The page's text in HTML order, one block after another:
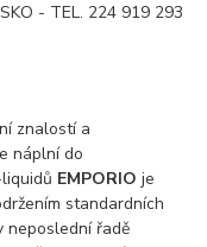
- TEL. 224 919 293
znalostí a
náplní do
EMPORIOje
standardních
neposlední řadě